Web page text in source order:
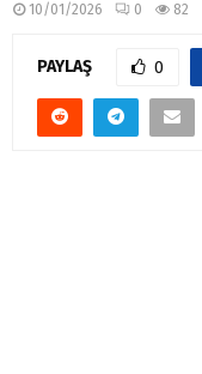
10/01/2026 0 82
PAYLAŞ 0